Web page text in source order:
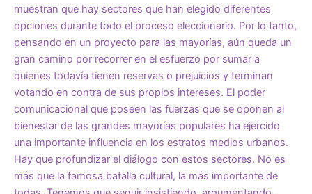
muestran que hay sectores que han elegido diferentes
opciones durante todo el proceso eleccionario. Por lo tanto,
pensando en un proyecto para las mayorías, aún queda un
gran camino por recorrer en el esfuerzo por sumar a
quienes todavía tienen reservas o prejuicios y terminan
votando en contra de sus propios intereses. El poder
comunicacional que poseen las fuerzas que se oponen al
bienestar de las grandes mayorías populares ha ejercido
una importante influencia en los estratos medios urbanos.
Hay que profundizar el diálogo con estos sectores. No es
más que la famosa batalla cultural, la más importante de